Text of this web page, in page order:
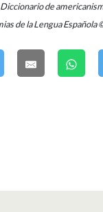
Diccionario de
de la Lengua